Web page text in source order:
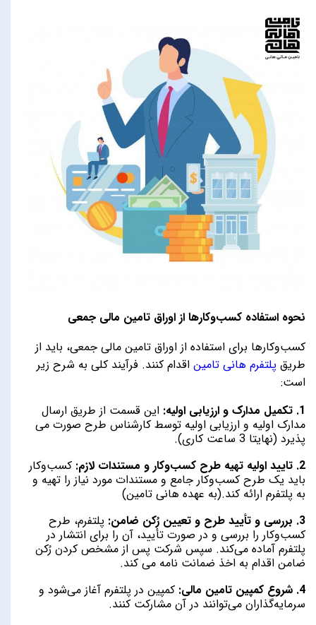
نحوه استفاده کسب‌وکارها از اوراق تامین مالی جمعی
کسب‌وکارها برای استفاده از اوراق تامین مالی جمعی، باید از
طریق پلتفرم هانی تامین اقدام کنند. فرآیند کلی به شرح زیر
است:
1. تکمیل مدارک و ارزیابی اولیه:
این قسمت از طریق ارسال
مدارک اولیه و ارزیابی اولیه توسط کارشناس طرح صورت می
پذیرد (نهایتا 3 ساعت کاری).
2. تایید اولیه تهیه طرح کسب‌وکار و مستندات لازم:
کسب‌وکار
باید یک طرح کسب‌وکار جامع و مستندات مورد نیاز را تهیه و
به پلتفرم ارائه کند.(به عهده هانی تامین)
3. بررسی و تأیید طرح و تعیین رُکن ضامن:
پلتفرم، طرح
کسب‌وکار را بررسی و در صورت تأیید، آن را برای انتشار در
پلتفرم آماده می‌کند. سپس شرکت پس از مشخص کردن رُکن
ضامن اقدام به اخذ ضمانت نامه می کند.
4. شروع کمپین تامین مالی:
کمپین در پلتفرم آغاز می‌شود و
سرمایه‌گذاران می‌توانند در آن مشارکت کنند.